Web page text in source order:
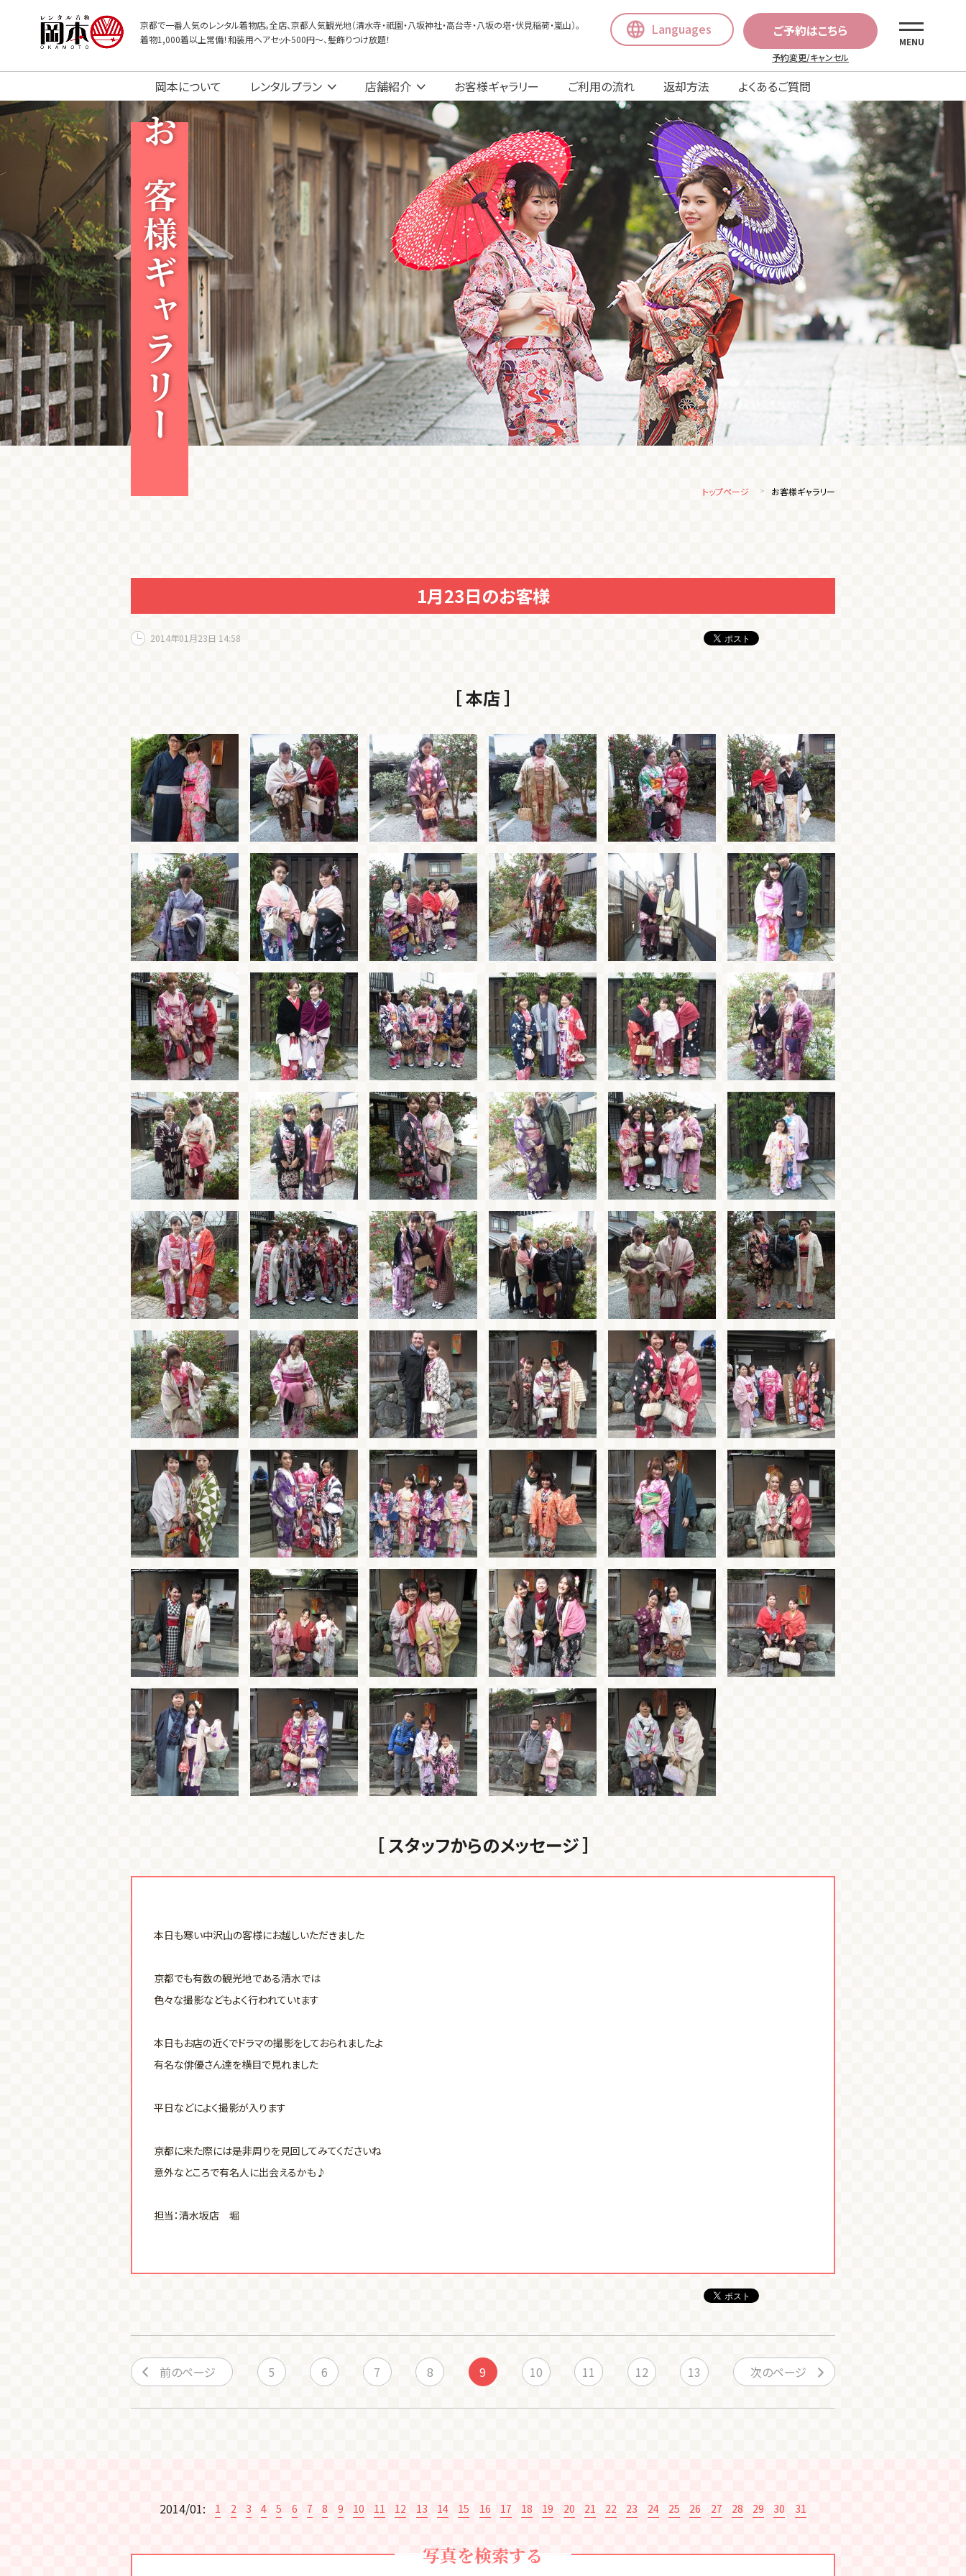
京都で一番人気のレンタル着物店。全店、京都人気観光地（清水寺・祇園・八坂神社・高台寺・八坂の塔・伏見稲荷・嵐山）。
着物1,000着以上常備！和装用ヘアセット500円〜、髪飾りつけ放題！
Languages ご予約はこちら
予約変更/キャンセル
MENU
岡本について レンタルプラン 店舗紹介 お客様ギャラリー ご利用の流れ 返却方法 よくあるご質問
お客様ギャラリー
トップページ お客様ギャラリー
1月23日のお客様
2014年01月23日 14:58
［ 本店 ］
［ スタッフからのメッセージ ］
本日も寒い中沢山の客様にお越しいただきました
京都でも有数の観光地である清水では
色々な撮影などもよく行われていtます
本日もお店の近くでドラマの撮影をしておられましたよ
有名な俳優さん達を横目で見れました
平日などによく撮影が入ります
京都に来た際には是非周りを見回してみてくださいね
意外なところで有名人に出会えるかも♪
担当：清水坂店 堀
前のページ 5 6 7 8 9 10 11 12 13 次のページ
2014/01: 1 2 3 4 5 6 7 8 9 10 11 12 13 14 15 16 17 18 19 20 21 22 23 24 25 26 27 28 29 30 31
写真を検索する